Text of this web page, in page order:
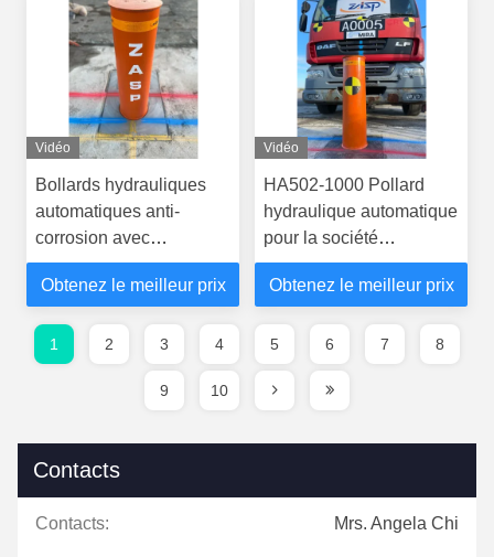
Vidéo
Bollards hydrauliques
automatiques anti-
corrosion avec
certification PAS 68 Amp
IWA 14-1
Obtenez le meilleur prix
Vidéo
HA502-1000 Pollard
hydraulique automatique
pour la société
ZhuoAoShiPeng
Technology Co. Ltd.
Obtenez le meilleur prix
1 2 3 4 5 6 7 8
9 10
Contacts
Contacts: Mrs. Angela Chi